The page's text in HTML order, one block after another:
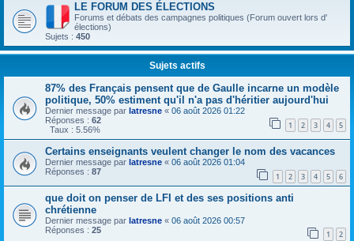
LE FORUM DES ÉLECTIONS
Forums et débats des campagnes politiques (Forum ouvert lors d'
élections)
Sujets : 450
Sujets actifs
87% des Français pensent que de Gaulle incarne un modèle
politique, 50% estiment qu'il n'a pas d'héritier aujourd'hui
Dernier message par latresne « 06 août 2026 01:22
Réponses : 62 1 2 3 4 5
Taux : 5.56%
Certains enseignants veulent changer le nom des vacances
Dernier message par latresne « 06 août 2026 01:04
Réponses : 87 1 2 3 4 5 6
que doit on penser de LFI et des ses positions anti
chrétienne
Dernier message par latresne « 06 août 2026 00:57
Réponses : 25 1 2